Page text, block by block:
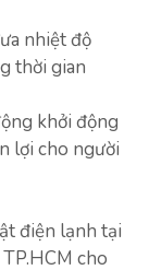
nhiệt độ
thời gian
khởi động
lợi cho người
điện lạnh tại
cho